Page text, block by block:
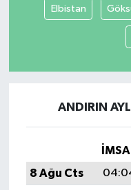
Elbistan
ANDIRIN
8 Ağu Cts